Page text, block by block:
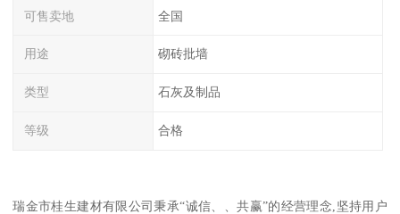
可售卖地 全国
用途 砌砖批墙
类型 石灰及制品
等级 合格
瑞金市桂生建材有限公司秉承“诚信、、共赢”的经营理念,坚持用户